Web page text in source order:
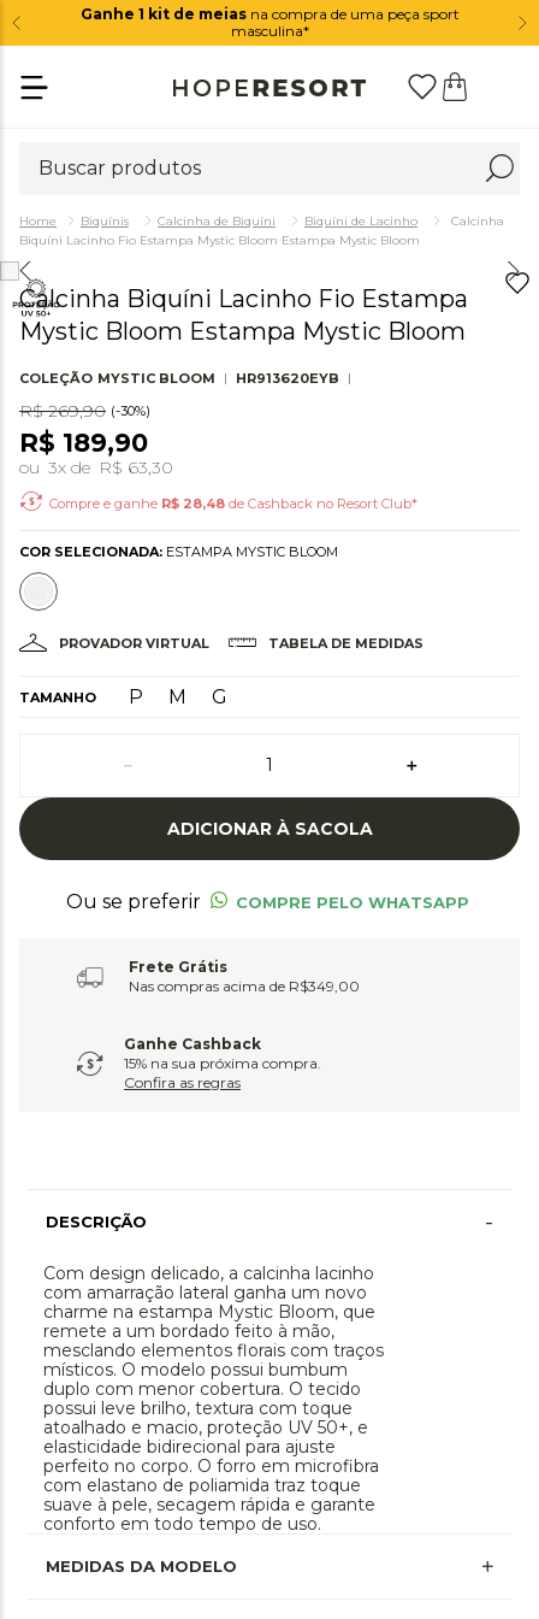
Ganhe 1 kit de meiasna compra de uma peça sport
masculina*
Biquínis Calcinha de Biquíni Biquíni de Lacinho
Calcinha
Biquíni Lacinho Fio Estampa Mystic Bloom Estampa Mystic Bloom
Calcinha Biquíni Lacinho Fio Estampa
Mystic Bloom Estampa Mystic Bloom
COLEÇÃO MYSTIC BLOOM HR913620EYB
R$ 269,90 (-30%)
R$ 189,90
ou 3x de R$ 63,30
Compre e ganhe R$ 28,48 de Cashback no Resort Club*
COR SELECIONADA: ESTAMPA MYSTIC BLOOM
PROVADOR VIRTUAL TABELA DE MEDIDAS
TAMANHO G
M
P
＋
－
ADICIONAR À SACOLA
Ou se preferir COMPRE PELO WHATSAPP
Frete Grátis
Nas compras acima de R$349,00
Ganhe Cashback
15% na sua próxima compra.
Confira as regras
DESCRIÇÃO -
Com design delicado, a calcinha lacinho
com amarração lateral ganha um novo
charme na estampa Mystic Bloom, que
remete a um bordado feito à mão,
mesclando elementos florais com traços
místicos. O modelo possui bumbum
duplo com menor cobertura. O tecido
possui leve brilho, textura com toque
atoalhado e macio, proteção UV 50+, e
elasticidade bidirecional para ajuste
perfeito no corpo. O forro em microfibra
com elastano de poliamida traz toque
suave à pele, secagem rápida e garante
conforto em todo tempo de uso.
MEDIDAS DA MODELO